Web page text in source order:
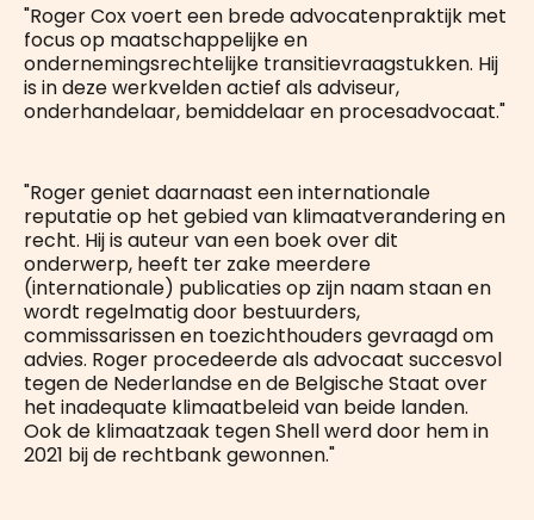
"Roger Cox voert een brede advocatenpraktijk met
focus op maatschappelijke en
ondernemingsrechtelijke transitievraagstukken. Hij
is in deze werkvelden actief als adviseur,
onderhandelaar, bemiddelaar en procesadvocaat."
"Roger geniet daarnaast een internationale
reputatie op het gebied van klimaatverandering en
recht. Hij is auteur van een boek over dit
onderwerp, heeft ter zake meerdere
(internationale) publicaties op zijn naam staan en
wordt regelmatig door bestuurders,
commissarissen en toezichthouders gevraagd om
advies. Roger procedeerde als advocaat succesvol
tegen de Nederlandse en de Belgische Staat over
het inadequate klimaatbeleid van beide landen.
Ook de klimaatzaak tegen Shell werd door hem in
2021 bij de rechtbank gewonnen."